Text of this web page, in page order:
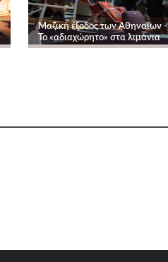
Μαζική έξοδος των Αθηναίων -
Το «αδιαχώρητο» στα λιμάνια